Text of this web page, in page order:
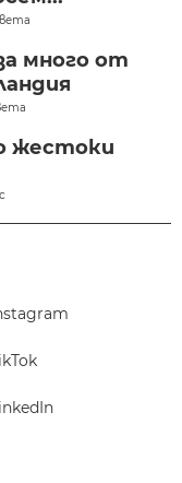
много от
жестоки